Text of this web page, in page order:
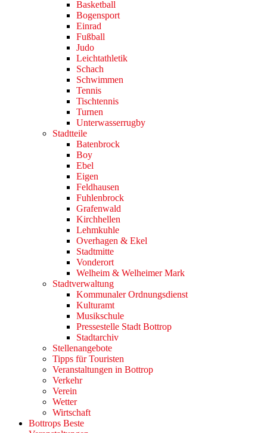
Basketball
Bogensport
Einrad
Fußball
Judo
Leichtathletik
Schach
Schwimmen
Tennis
Tischtennis
Turnen
Unterwasserrugby
Stadtteile
Batenbrock
Boy
Ebel
Eigen
Feldhausen
Fuhlenbrock
Grafenwald
Kirchhellen
Lehmkuhle
Overhagen & Ekel
Stadtmitte
Vonderort
Welheim & Welheimer Mark
Stadtverwaltung
Kommunaler Ordnungsdienst
Kulturamt
Musikschule
Pressestelle Stadt Bottrop
Stadtarchiv
Stellenangebote
Tipps für Touristen
Veranstaltungen in Bottrop
Verkehr
Verein
Wetter
Wirtschaft
Bottrops Beste